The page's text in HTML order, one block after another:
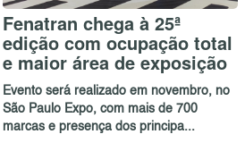
Fenatran chega à 25ª
edição com ocupação total
e maior área de exposição
Evento será realizado em novembro, no
São Paulo Expo, com mais de 700
marcas e presença dos principa...